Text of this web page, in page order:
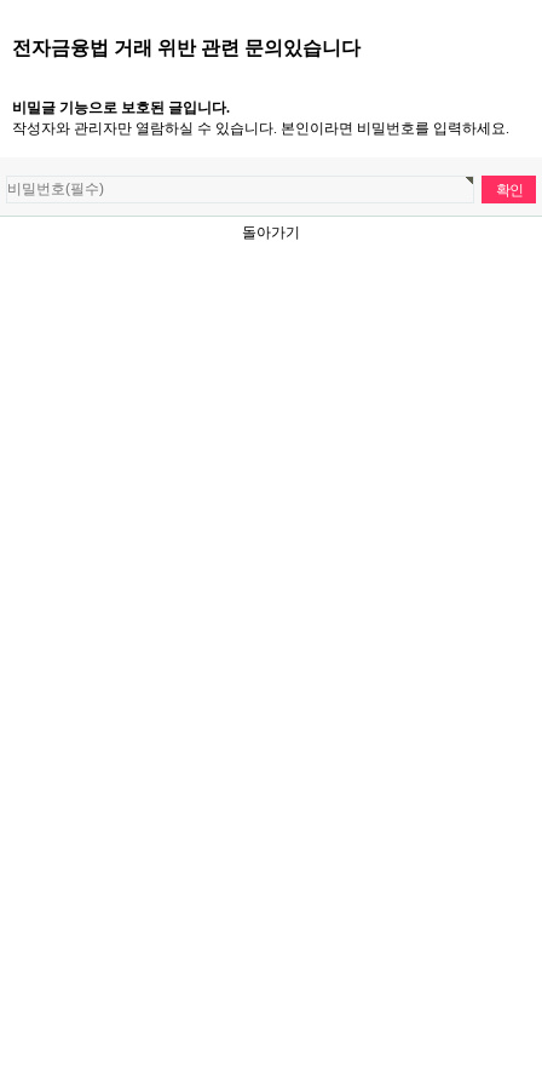
전자금융법 거래 위반 관련 문의있습니다
비밀글 기능으로 보호된 글입니다.
작성자와 관리자만 열람하실 수 있습니다. 본인이라면 비밀번호를 입력하세요.
돌아가기